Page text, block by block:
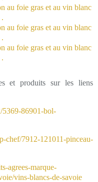
et produits sur les liens
5369-86901-bol-
chef/7912-121011-pinceau-
agrees-marque-
vins-blancs-de-savoie